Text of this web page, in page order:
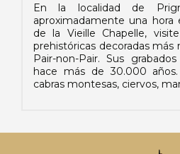
En la localidad de
aproximadamente una hora
de la Vieille Chapelle,
prehistóricas decoradas más
Pair-non-Pair. Sus
hace más de 30.000 años.
cabras montesas, ciervos,